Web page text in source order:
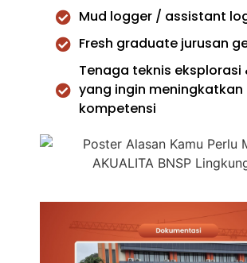
Mud logger / assistant
Fresh graduate jurusan
Tenaga teknis eksplorasi
yang ingin meningkatkan
kompetensi